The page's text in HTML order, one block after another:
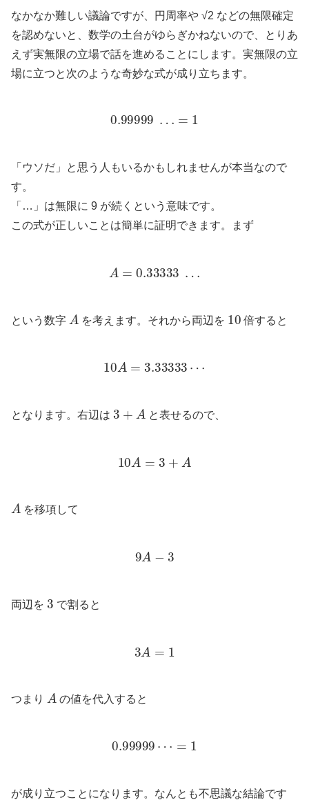
なかなか難しい議論ですが、円周率や √2 などの無限確定
を認めないと、数学の土台がゆらぎかねないので、とりあ
えず実無限の立場で話を進めることにします。実無限の立
場に立つと次のような奇妙な式が成り立ちます。
0.99999 …=1
「ウソだ」と思う人もいるかもしれませんが本当なので
す。
「…」は無限に 9 が続くという意味です。
この式が正しいことは簡単に証明できます。まず
A 0.33333
という数字
A
を考えます。それから両辺を
10
倍すると
10A 3.33333
となります。右辺は
3
と表せるので、
10 3 +A
A
を移項して
9A 3
両辺を
3
で割ると
3A 1
つまり
A
の値を代入すると
0.99999 ⋯=1
が成り立つことになります。なんとも不思議な結論です